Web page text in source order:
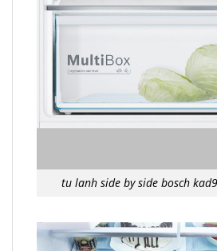
tu lanh side by side bosch